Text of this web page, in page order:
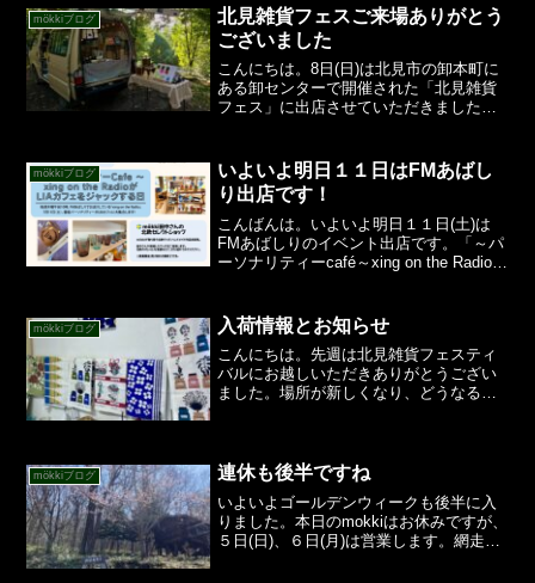
使ってもらっても同じです。冷蔵庫の横
にマグネットフックを付け...
mökkiブログ
北見雑貨フェスご来場ありがとう
ございました
こんにちは。8日(日)は北見市の卸本町に
ある卸センターで開催された「北見雑貨
フェス」に出店させていただきました。
だきました。ありがとうございました。
卸センターでの開催は...
mökkiブログ
いよいよ明日１１日はFMあばし
り出店です！
こんばんは。いよいよ明日１１日(土)は
FMあばしりのイベント出店です。「～パ
ーソナリティーcafé～xing on the Radioが
に毎月出演させていただいてい...
mökkiブログ 入荷情報とお知らせ
こんにちは。先週は北見雑貨フェスティ
バルにお越しいただきありがとうござい
ました。場所が新しくなり、どうなるか
入荷いたしました。...
mökkiブログ 連休も後半ですね
いよいよゴールデンウィークも後半に入
りました。本日のmokkiはお休みですが、
５日(日)、６日(月)は営業します。網走の